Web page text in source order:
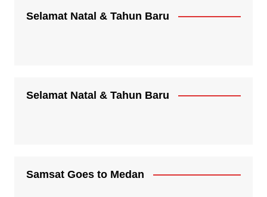
Selamat Natal & Tahun Baru
Selamat Natal & Tahun Baru
Samsat Goes to Medan